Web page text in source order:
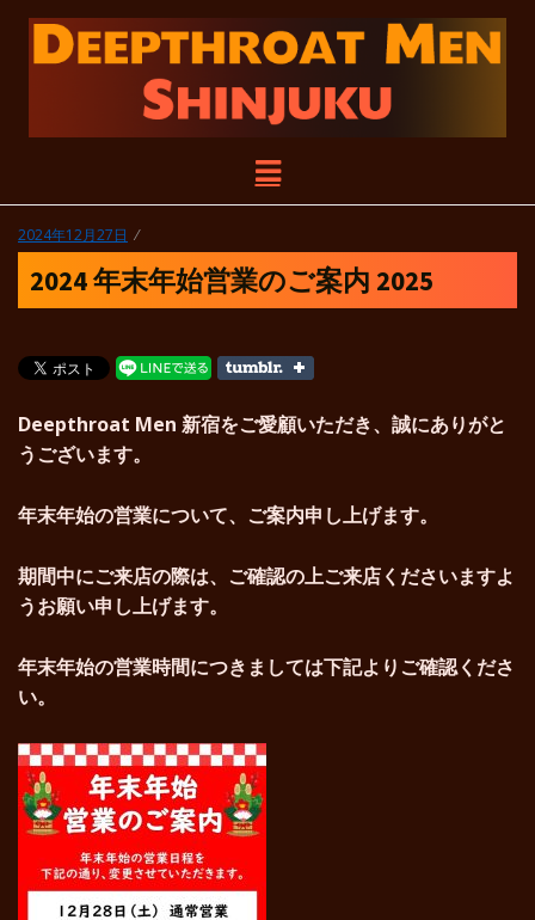
DEEPTHROAT
MEN
SHINJUKU
MEN SHINJUKUは臨時休業中のGHB
メ
ニ
ー
投
稿
日:
2024年12月27日
2024 年末年始営業のご案内 2025
Deepthroat Men 新宿をご愛顧いただき、誠にありがと
うございます。
年末年始の営業について、ご案内申し上げます。
期間中にご来店の際は、ご確認の上ご来店くださいますよ
うお願い申し上げます。
年末年始の営業時間につきましては下記よりご確認くださ
い。